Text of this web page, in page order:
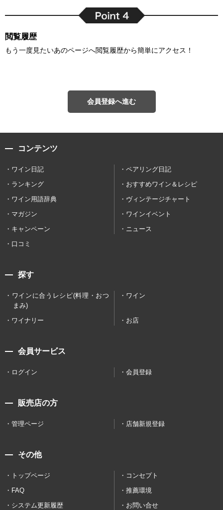
閲覧履歴
もう一度見たいあのページへ閲覧履歴から簡単にアクセス！
会員登録へ進む
コンテンツ
ワイン日記
ペアリング日記
ランキング
おすすめワイン＆レシピ
ワイン用語辞典
ヴィンテージチャート
マガジン
ワインイベント
キャンペーン
ニュース
口コミ
探す
ワインに合うレシピ(料理・おつ
まみ)
ワイン
ワイナリー お店
会員サービス
ログイン 会員登録
販売店の方
管理ページ 店舗新規登録
その他
トップページ
コンセプト
FAQ
推薦環境
システム更新履歴
お問い合せ